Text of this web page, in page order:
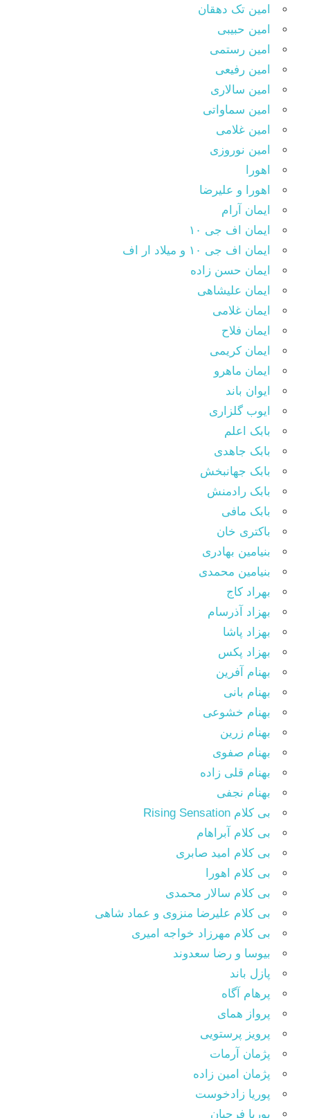
امین تک دهقان
امین حبیبی
امین رستمی
امین رفیعی
امین سالاری
امین سماواتی
امین غلامی
امین نوروزی
اهورا
اهورا و علیرضا
ایمان آرام
ایمان اف جی ۱۰
ایمان اف جی ۱۰ و میلاد ار اف
ایمان حسن زاده
ایمان علیشاهی
ایمان غلامی
ایمان فلاح
ایمان کریمی
ایمان ماهرو
ایوان باند
ایوب گلزاری
بابک اعلم
بابک جاهدی
بابک جهانبخش
بابک رادمنش
بابک مافی
باکتری خان
بنیامین بهادری
بنیامین محمدی
بهراد کاج
بهزاد آذرسام
بهزاد پاشا
بهزاد پکس
بهنام آفرین
بهنام بانی
بهنام خشوعی
بهنام زرین
بهنام صفوی
بهنام قلی زاده
بهنام نجفی
بی کلام Rising Sensation
بی کلام آبراهام
بی کلام امید صابری
بی کلام اهورا
بی کلام سالار محمدی
بی کلام علیرضا منزوی و عماد شاهی
بی کلام مهرزاد خواجه امیری
بیوسا و رضا سعدوند
پازل باند
پرهام آگاه
پرواز همای
پرویز پرستویی
پژمان آرمات
پژمان امین زاده
پوریا زادخوست
پوریا فرجیان